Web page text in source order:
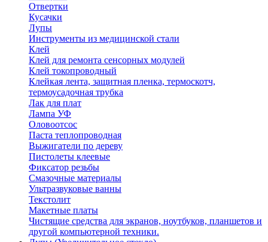
Отвертки
Кусачки
Лупы
Инструменты из медицинской стали
Клей
Клей для ремонта сенсорных модулей
Клей токопроводный
Клейкая лента, защитная пленка, термоскотч,
термоусадочная трубка
Лак для плат
Лампа УФ
Оловоотсос
Паста теплопроводная
Выжигатели по дереву
Пистолеты клеевые
Фиксатор резьбы
Смазочные материалы
Ультразвуковые ванны
Текстолит
Макетные платы
Чистящие средства для экранов, ноутбуков, планшетов и
другой компьютерной техники.